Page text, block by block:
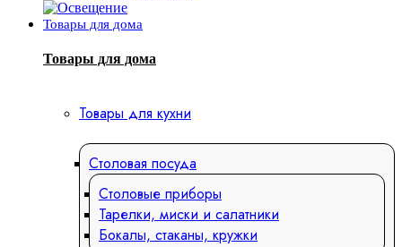
Товары для дома
Товары для дома
Товары для кухни
Столовая посуда
Столовые приборы
Тарелки, миски и салатники
Бокалы, стаканы, кружки